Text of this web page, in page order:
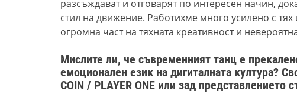
разсъждават и отговарят по интересен начин,
стил на движение. Работихме много усилено с
огромна част на тяхната креативност и
Мислите ли, че съвременният танц е
емоционален език на дигиталната култура?
COIN / PLAYER ONE или зад представлението